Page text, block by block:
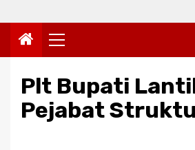
Primary
Menu
Plt Bupati
Pejabat